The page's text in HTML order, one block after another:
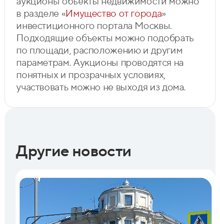
в разделе «Имущество от города»
инвестиционного портала Москвы.
Подходящие объекты можно подобрать
по площади, расположению и другим
параметрам. Аукционы проводятся на
понятных и прозрачных условиях,
участвовать можно не выходя из дома.
Другие новости